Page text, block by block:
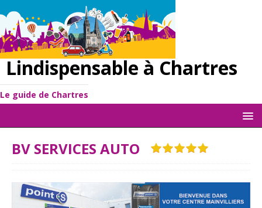
Lindispensable à Chartres
Le guide de Chartres
BV SERVICES AUTO